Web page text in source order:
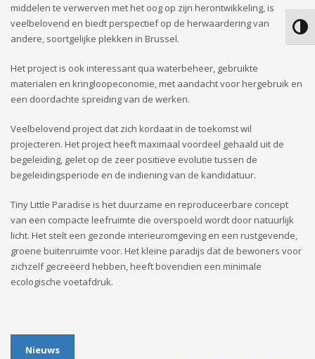
middelen te verwerven met het oog op zijn herontwikkeling, is
veelbelovend en biedt perspectief op de herwaardering van
andere, soortgelijke plekken in Brussel.
Het project is ook interessant qua waterbeheer, gebruikte
materialen en kringloopeconomie, met aandacht voor hergebruik en
een doordachte spreiding van de werken.
Veelbelovend project dat zich kordaat in de toekomst wil
projecteren. Het project heeft maximaal voordeel gehaald uit de
begeleiding, gelet op de zeer positieve evolutie tussen de
begeleidingsperiode en de indiening van de kandidatuur.
Tiny Little Paradise is het duurzame en reproduceerbare concept
van een compacte leefruimte die overspoeld wordt door natuurlijk
licht. Het stelt een gezonde interieuromgeving en een rustgevende,
groene buitenruimte voor. Het kleine paradijs dat de bewoners voor
zichzelf gecreëerd hebben, heeft bovendien een minimale
ecologische voetafdruk.
Nieuws